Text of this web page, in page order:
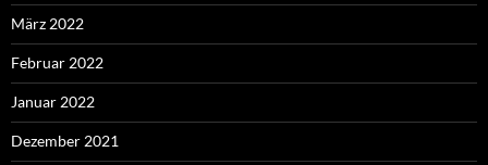
März 2022
Februar 2022
Januar 2022
Dezember 2021